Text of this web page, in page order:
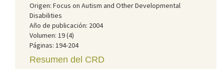
Origen: Focus on Autism and Other Developmental
Disabilities
Año de publicación: 2004
Volumen: 19 (4)
Páginas: 194-204
Resumen del CRD